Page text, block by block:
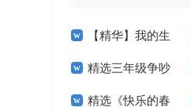
【精华】我的生
活小学作文四篇
精选三年级争吵
作文300字四篇
精选《快乐的春